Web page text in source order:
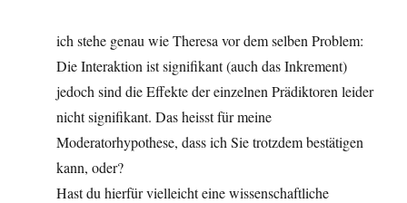
ich stehe genau wie Theresa vor dem selben Problem:
Die Interaktion ist signifikant (auch das Inkrement)
jedoch sind die Effekte der einzelnen Prädiktoren leider
nicht signifikant. Das heisst für meine
Moderatorhypothese, dass ich Sie trotzdem bestätigen
kann, oder?
Hast du hierfür vielleicht eine wissenschaftliche